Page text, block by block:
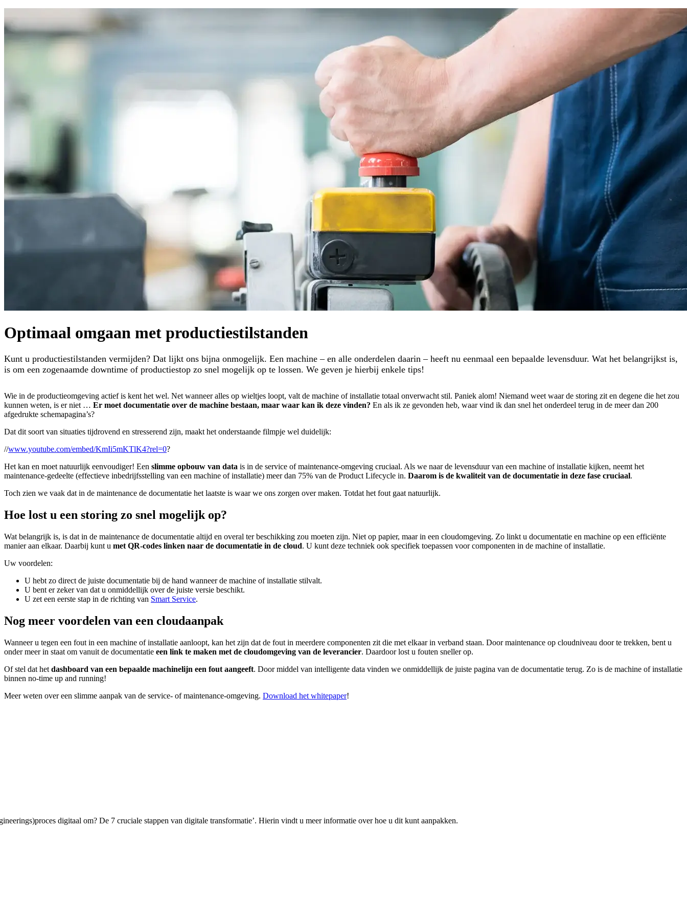
Optimaal omgaan met productiestilstanden
Kunt u productiestilstanden vermijden? Dat lijkt ons bijna onmogelijk. Een machine – en alle onderdelen daarin – heeft nu eenmaal een bepaalde levensduur. Wat het belangrijkst is,
is om een zogenaamde downtime of productiestop zo snel mogelijk op te lossen. We geven je hierbij enkele tips!
Wie in de productieomgeving actief is kent het wel. Net wanneer alles op wieltjes loopt, valt de machine of installatie totaal onverwacht stil. Paniek alom! Niemand weet waar de storing zit en degene die het zou
kunnen weten, is er niet … Er moet documentatie over de machine bestaan, maar waar kan ik deze vinden? En als ik ze gevonden heb, waar vind ik dan snel het onderdeel terug in de meer dan 200
afgedrukte schemapagina’s?
Dat dit soort van situaties tijdrovend en stresserend zijn, maakt het onderstaande filmpje wel duidelijk:
//www.youtube.com/embed/KmIi5mKTlK4?rel=0?
Het kan en moet natuurlijk eenvoudiger! Een slimme opbouw van data is in de service of maintenance-omgeving cruciaal. Als we naar de levensduur van een machine of installatie kijken, neemt het
maintenance-gedeelte (effectieve inbedrijfsstelling van een machine of installatie) meer dan 75% van de Product Lifecycle in. Daarom is de kwaliteit van de documentatie in deze fase cruciaal.
Toch zien we vaak dat in de maintenance de documentatie het laatste is waar we ons zorgen over maken. Totdat het fout gaat natuurlijk.
Hoe lost u een storing zo snel mogelijk op?
Wat belangrijk is, is dat in de maintenance de documentatie altijd en overal ter beschikking zou moeten zijn. Niet op papier, maar in een cloudomgeving. Zo linkt u documentatie en machine op een efficiënte
manier aan elkaar. Daarbij kunt u met QR-codes linken naar de documentatie in de cloud. U kunt deze techniek ook specifiek toepassen voor componenten in de machine of installatie.
Uw voordelen:
U hebt zo direct de juiste documentatie bij de hand wanneer de machine of installatie stilvalt.
U bent er zeker van dat u onmiddellijk over de juiste versie beschikt.
U zet een eerste stap in de richting van Smart Service.
Nog meer voordelen van een cloudaanpak
Wanneer u tegen een fout in een machine of installatie aanloopt, kan het zijn dat de fout in meerdere componenten zit die met elkaar in verband staan. Door maintenance op cloudniveau door te trekken, bent u
onder meer in staat om vanuit de documentatie een link te maken met de cloudomgeving van de leverancier. Daardoor lost u fouten sneller op.
Of stel dat het dashboard van een bepaalde machinelijn een fout aangeeft. Door middel van intelligente data vinden we onmiddellijk de juiste pagina van de documentatie terug. Zo is de machine of installatie
binnen no-time up and running!
Meer weten over een slimme aanpak van de service- of maintenance-omgeving. Download het whitepaper!
digitaal om? De 7 cruciale stappen van digitale transformatie’. Hierin vindt u meer informatie over hoe u dit kunt aanpakken.